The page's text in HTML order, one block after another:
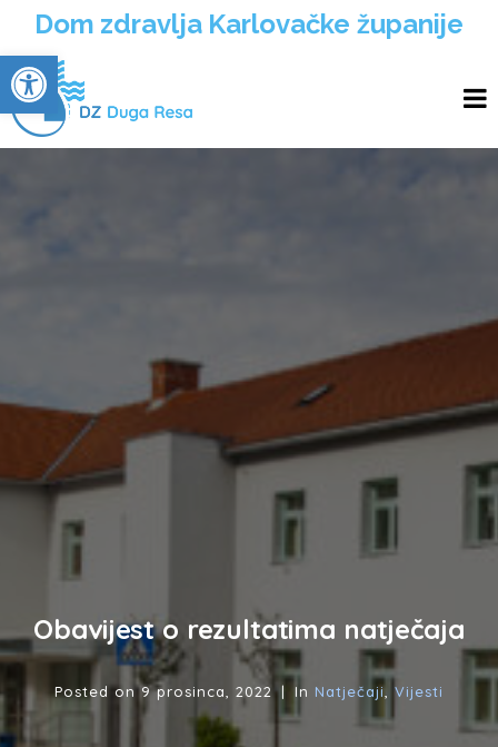
Open toolbar
Dom zdravlja Karlovačke županije
Obavijest o rezultatima natječaja
Posted on9 prosinca, 2022 In Natječaji Vijesti